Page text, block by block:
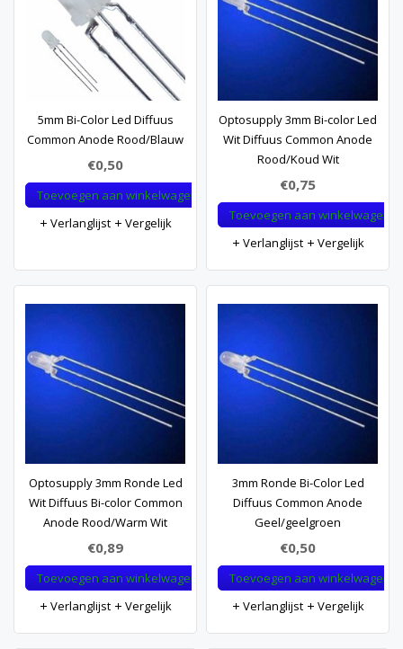
5mm Bi-Color Led Diffuus
Common Anode Rood/Blauw
€0,50
Toevoegen aan winkelwagen
Verlanglijst
Vergelijk
Optosupply 3mm Bi-color Led
Wit Diffuus Common Anode
Rood/Koud Wit
€0,75
Toevoegen aan winkelwagen
Verlanglijst
Vergelijk
Optosupply 3mm Ronde Led
Wit Diffuus Bi-color Common
Anode Rood/Warm Wit
€0,89
Toevoegen aan winkelwagen
Verlanglijst
Vergelijk
3mm Ronde Bi-Color Led
Diffuus Common Anode
Geel/geelgroen
€0,50
Toevoegen aan winkelwagen
Verlanglijst
Vergelijk